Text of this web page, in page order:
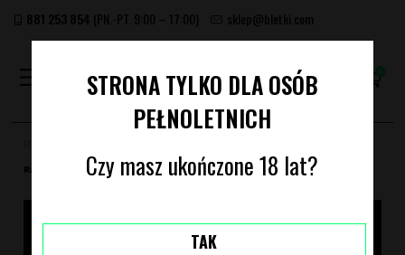
881 253 854 (PN.-PT. 9:00 – 17:00) sklep@bletki.com
RAW DUŻA
STRONA TYLKO DLA OSÓB
PEŁNOLETNICH
Czy masz ukończone 18 lat?
TAK